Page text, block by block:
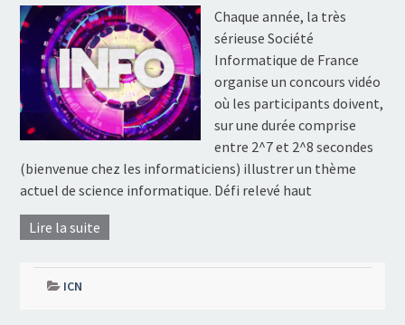
Chaque année, la très
sérieuse Société
Informatique de France
organise un concours vidéo
où les participants doivent,
sur une durée comprise
entre 2^7 et 2^8 secondes
(bienvenue chez les informaticiens) illustrer un thème
actuel de science informatique. Défi relevé haut
Lire la suite
ICN